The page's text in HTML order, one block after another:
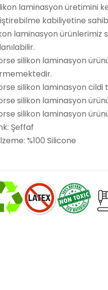
laminasyon üretimini
kabiliyetine
laminasyon ürünlerimiz
silikon laminasyon
silikon laminasyon cildi
silikon laminasyon
silikon laminasyon
Şeffaf
%100 Silicone